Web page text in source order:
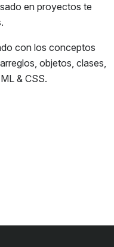
en proyectos te
con los conceptos
objetos, clases,
& CSS.